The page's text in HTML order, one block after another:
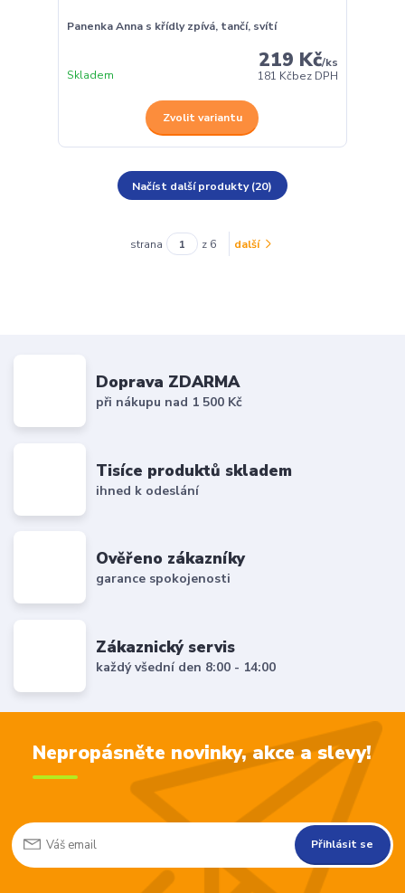
Panenka Anna s křídly zpívá, tančí, svítí
219 Kč/ks
181 Kčbez DPH
Skladem
Zvolit variantu
Načíst další produkty (20)
strana z 6 další
Doprava ZDARMA
při nákupu nad 1 500 Kč
Tisíce produktů skladem
ihned k odeslání
Ověřeno zákazníky
garance spokojenosti
Zákaznický servis
každý všední den 8:00 - 14:00
Nepropásněte novinky, akce a slevy!
Přihlásit se